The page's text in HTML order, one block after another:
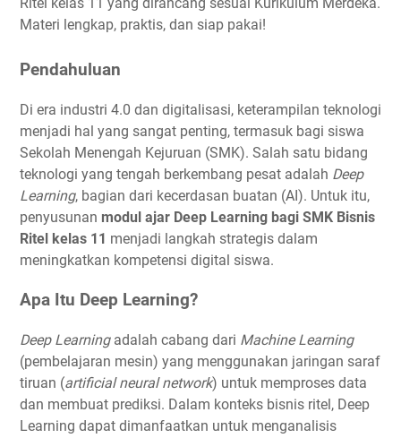
Materi lengkap, praktis, dan siap pakai!
Pendahuluan
Di era industri 4.0 dan digitalisasi, keterampilan teknologi
menjadi hal yang sangat penting, termasuk bagi siswa
Sekolah Menengah Kejuruan (SMK). Salah satu bidang
teknologi yang tengah berkembang pesat adalah Deep
Learning, bagian dari kecerdasan buatan (AI). Untuk itu,
penyusunan modul ajar Deep Learning bagi SMK Bisnis
Ritel kelas 11 menjadi langkah strategis dalam
meningkatkan kompetensi digital siswa.
Apa Itu Deep Learning?
Deep Learningadalah cabang dari Machine Learning
(pembelajaran mesin) yang menggunakan jaringan saraf
tiruan (artificial neural network) untuk memproses data
dan membuat prediksi. Dalam konteks bisnis ritel, Deep
Learning dapat dimanfaatkan untuk menganalisis